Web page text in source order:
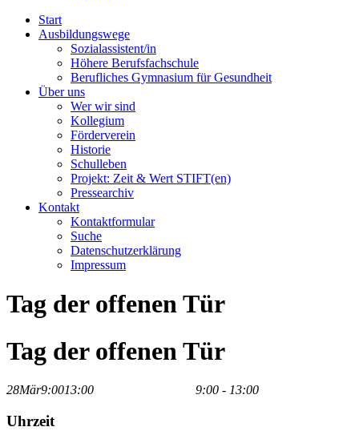
Start
Ausbildungswege
Sozialassistent/in
Höhere Berufsfachschule
Berufliches Gymnasium für Gesundheit
Über uns
Wer wir sind
Kollegium
Förderverein
Historie
Schulleben
Projekt: Zeit & Wert STIFT(en)
Pressearchiv
Kontakt
Kontaktformular
Suche
Datenschutzerklärung
Impressum
Tag der offenen Tür
Tag der offenen Tür
28Mär9:0013:00 9:00 - 13:00
Uhrzeit